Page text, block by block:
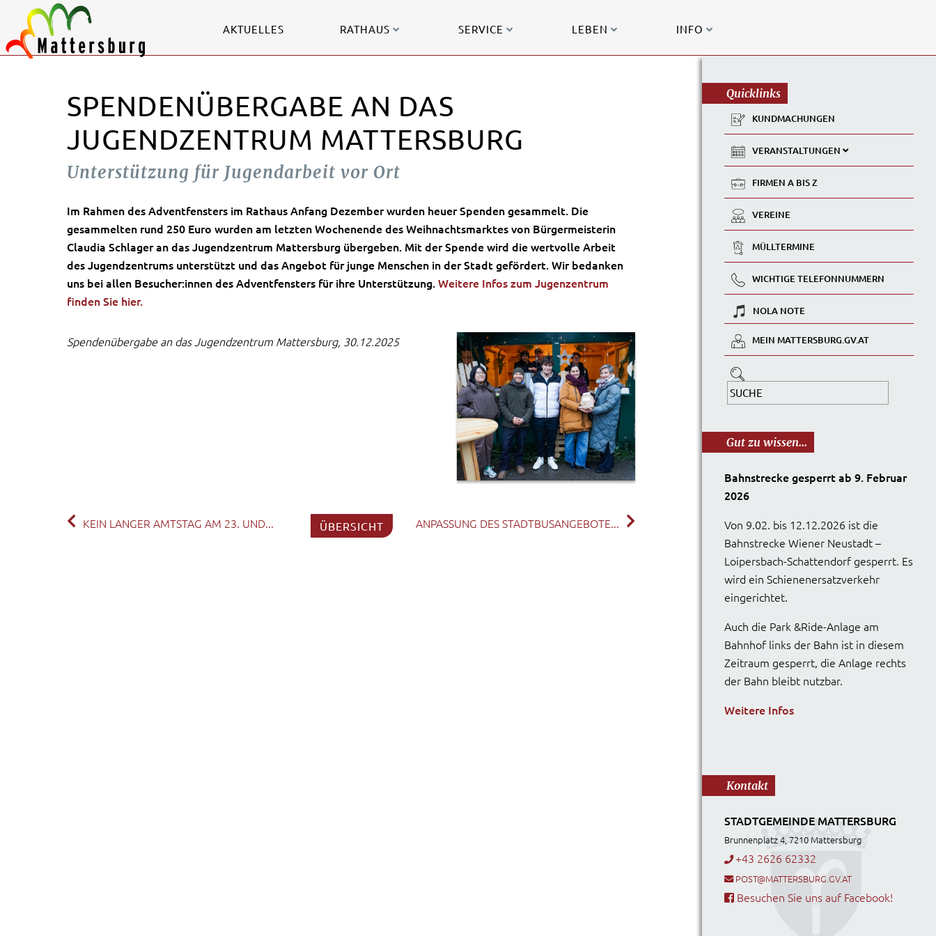
AKTUELLES RATHAUS SERVICE LEBEN INFO
SPENDENÜBERGABE AN DAS
JUGENDZENTRUM MATTERSBURG
Unterstützung für Jugendarbeit vor Ort
Im Rahmen des Adventfensters im Rathaus Anfang Dezember wurden heuer Spenden gesammelt. Die
gesammelten rund 250 Euro wurden am letzten Wochenende des Weihnachtsmarktes von Bürgermeisterin
Claudia Schlager an dasJugendzentrum Mattersburg übergeben. Mit der Spende wird die wertvolle Arbeit
des Jugendzentrums unterstützt und das Angebot für junge Menschen in der Stadt gefördert. Wir bedanken
uns bei allen Besucher:innen des Adventfensters für ihre Unterstützung.Weitere Infos zum Jugenzentrum
finden Sie hier.
Spendenübergabe an das Jugendzentrum Mattersburg, 30.12.2025
KEIN LANGER AMTSTAG AM 23. UND... ÜBERSICHT ANPASSUNG DES STADTBUSANGEBOTE...
Quicklinks
KUNDMACHUNGEN
VERANSTALTUNGEN
FIRMEN A BIS Z
VEREINE
MÜLLTERMINE
WICHTIGE TELEFONNUMMERN
NOLA NOTE
MEIN MATTERSBURG.GV.AT
Gut zu wissen...
Bahnstrecke gesperrt ab 9. Februar
2026
Von 9.02. bis 12.12.2026 ist die
Bahnstrecke Wiener Neustadt –
Loipersbach-Schattendorf gesperrt. Es
wird ein Schienenersatzverkehr
eingerichtet.
Auch die Park &Ride-Anlage am
Bahnhof links der Bahn ist in diesem
Zeitraum gesperrt, die Anlage rechts
der Bahn bleibt nutzbar.
Weitere Infos
Kontakt
STADTGEMEINDE MATTERSBURG
Brunnenplatz 4, 7210 Mattersburg
+43 2626 62332
POST@MATTERSBURG.GV.AT
Besuchen Sie uns auf Facebook!